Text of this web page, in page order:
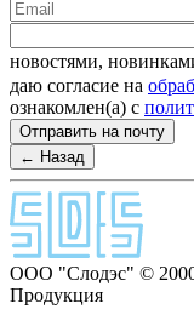
новостями,
даю согласие на
ознакомлен(а) с
Отправить на почту
← Назад
ООО "Слодэс" ©
Продукция